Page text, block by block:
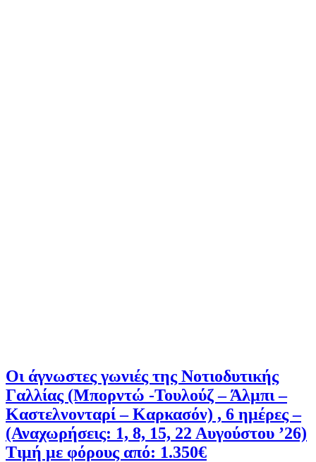
Οι άγνωστες γωνιές της Νοτιοδυτικής
Γαλλίας (Μπορντώ -Τουλούζ – Άλμπι –
Καστελνονταρί – Καρκασόν) , 6 ημέρες –
(Αναχωρήσεις: 1, 8, 15, 22 Αυγούστου ’26)
Τιμή με φόρους από: 1.350€